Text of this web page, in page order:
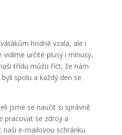
hodně vzala, ale i
vidíme určité plusy i mínusy,
třídu můžu říct, že nám
spolu a každý den se
jsme se naučit si správně
pracovat se zdroji a
e-mailovou schránku.